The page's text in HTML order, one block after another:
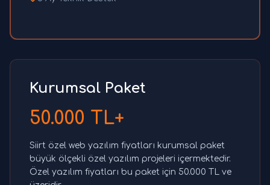
Kurumsal Paket
50.000 TL+
Siirt özel web yazılım fiyatları kurumsal paket
büyük ölçekli özel yazılım projeleri içermektedir.
Özel yazılım fiyatları bu paket için 50.000 TL ve